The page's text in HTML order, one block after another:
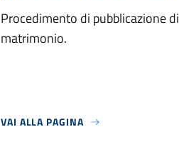
Procedimento di pubblicazione di
matrimonio.
VAI ALLA PAGINA